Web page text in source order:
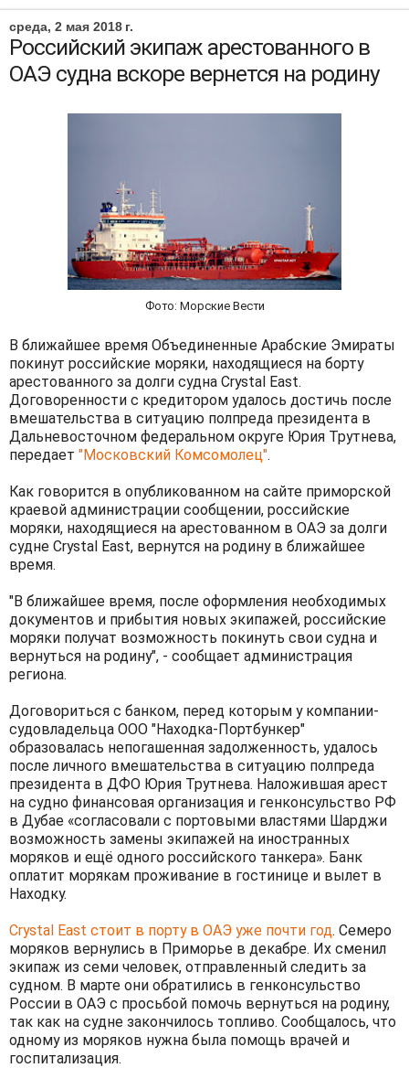
среда, 2 мая 2018 г.
Российский экипаж арестованного в
ОАЭ судна вскоре вернется на родину
Фото: Морские Вести
В ближайшее время Объединенные Арабские Эмираты
покинут российские моряки, находящиеся на борту
арестованного за долги судна Crystal East.
Договоренности с кредитором удалось достичь после
вмешательства в ситуацию полпреда президента в
Дальневосточном федеральном округе Юрия Трутнева,
передает "Московский Комсомолец".
Как говорится в опубликованном на сайте приморской
краевой администрации сообщении, российские
моряки, находящиеся на арестованном в ОАЭ за долги
судне Crystal East, вернутся на родину в ближайшее
время.
"В ближайшее время, после оформления необходимых
документов и прибытия новых экипажей, российские
моряки получат возможность покинуть свои судна и
вернуться на родину", - сообщает администрация
региона.
Договориться с банком, перед которым у компании-
судовладельца ООО "Находка-Портбункер"
образовалась непогашенная задолженность, удалось
после личного вмешательства в ситуацию полпреда
президента в ДФО Юрия Трутнева. Наложившая арест
на судно финансовая организация и генконсульство РФ
в Дубае «согласовали с портовыми властями Шарджи
возможность замены экипажей на иностранных
моряков и ещё одного российского танкера». Банк
оплатит морякам проживание в гостинице и вылет в
Находку.
Crystal East стоит в порту в ОАЭ уже почти год. Семеро
моряков вернулись в Приморье в декабре. Их сменил
экипаж из семи человек, отправленный следить за
судном. В марте они обратились в генконсульство
России в ОАЭ с просьбой помочь вернуться на родину,
так как на судне закончилось топливо. Сообщалось, что
одному из моряков нужна была помощь врачей и
госпитализация.